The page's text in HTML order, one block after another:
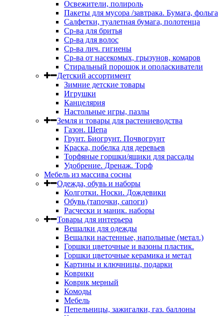
Освежители, полироль
Пакеты для мусора /завтрака. Бумага, фольга
Салфетки, туалетная бумага, полотенца
Ср-ва для бритья
Ср-ва для волос
Ср-ва лич. гигиены
Ср-ва от насекомых, грызунов, комаров
Стиральный порошок и ополаскиватели
Детский ассортимент
Зимние детские товары
Игрушки
Канцелярия
Настольные игры, пазлы
Земля и товары для растениеводства
Газон. Щепа
Грунт. Биогрунт. Почвогрунт
Краска, побелка для деревьев
Торфяные горшки/ящики для рассады
Удобрение. Дренаж. Торф
Мебель из массива сосны
Одежда, обувь и наборы
Колготки. Носки. Дождевики
Обувь (тапочки, сапоги)
Расчески и маник. наборы
Товары для интерьера
Вешалки для одежды
Вешалки настенные, напольные (метал.)
Горшки цветочные и вазоны пластик.
Горшки цветочные керамика и метал
Картины и ключницы, подарки
Коврики
Коврик мерный
Комоды
Мебель
Пепельницы, зажигалки, газ. баллоны